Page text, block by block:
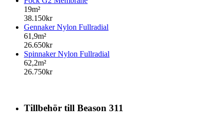
19m²
38.150kr
Gennaker Nylon Fullradial
61,9m²
26.650kr
Spinnaker Nylon Fullradial
62,2m²
26.750kr
Tillbehör till Beason 311